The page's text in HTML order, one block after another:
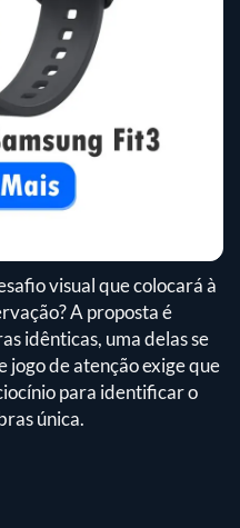
visual que colocará à
A proposta é
idênticas, uma delas se
jogo de atenção exige que
para identificar o
única.